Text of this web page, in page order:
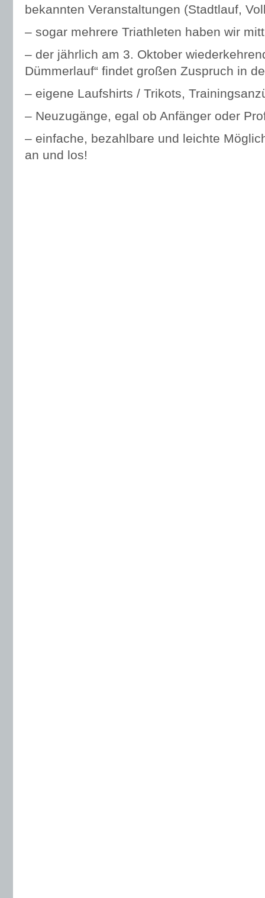
bekannten Veranstaltungen (Stadtlauf,
– sogar mehrere Triathleten haben wir
– der jährlich am 3. Oktober
Dümmerlauf“ findet großen Zuspruch in
– eigene Laufshirts / Trikots,
– Neuzugänge, egal ob Anfänger oder
– einfache, bezahlbare und leichte
an und los!